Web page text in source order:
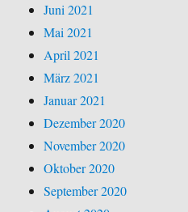
Juni 2021
Mai 2021
April 2021
März 2021
Januar 2021
Dezember 2020
November 2020
Oktober 2020
September 2020